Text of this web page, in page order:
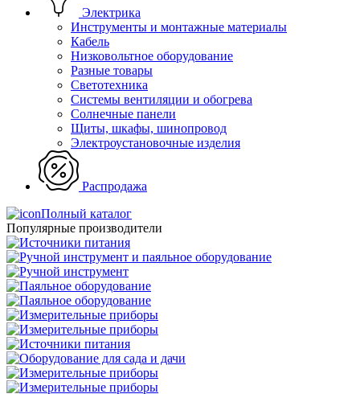
Электрика
Инструменты и монтажные материалы
Кабель
Низковольтное оборудование
Разные товары
Светотехника
Системы вентиляции и обогрева
Солнечные панели
Щиты, шкафы, шинопровод
Электроустановочные изделия
Распродажа
Полный каталог
Популярные производители